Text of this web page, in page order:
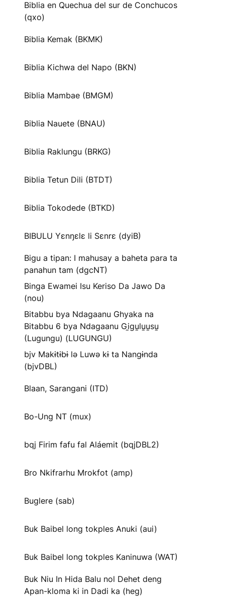
Biblia en Quechua del sur de Conchucos
(qxo)
Biblia Kemak (BKMK)
Biblia Kichwa del Napo (BKN)
Biblia Mambae (BMGM)
Biblia Nauete (BNAU)
Biblia Raklungu (BRKG)
Biblia Tetun Dili (BTDT)
Biblia Tokodede (BTKD)
BIBULU Yɛnŋɛlɛ li Sɛnrɛ (dyiB)
Bigu a tipan: I mahusay a baheta para ta
panahun tam (dgcNT)
Binga Ewamei Isu Keriso Da Jawo Da
(nou)
Bitabbu bya Ndagaanu Ghyaka na
Bitabbu 6 bya Ndagaanu Gi̱gu̱lu̱u̱su̱
(Lugungu) (LUGUNGU)
bjv Makɨtɨbɨ lə Luwə kɨ ta Nangɨnda
(bjvDBL)
Blaan, Sarangani (ITD)
Bo-Ung NT (mux)
bqj Firim fafu fal Aláemit (bqjDBL2)
Bro Nkifrarhu Mrokfot (amp)
Buglere (sab)
Buk Baibel long tokples Anuki (aui)
Buk Baibel long tokples Kaninuwa (WAT)
Buk Niu In Hida Balu nol Dehet deng
Apan-kloma ki in Dadi ka (heg)